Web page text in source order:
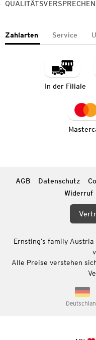
QUALITÄTSVERSPRECHEN
Zahlarten Service
In der Filiale
AGB Datenschutz
Widerruf
Ernsting’s family
Alle Preise verstehen